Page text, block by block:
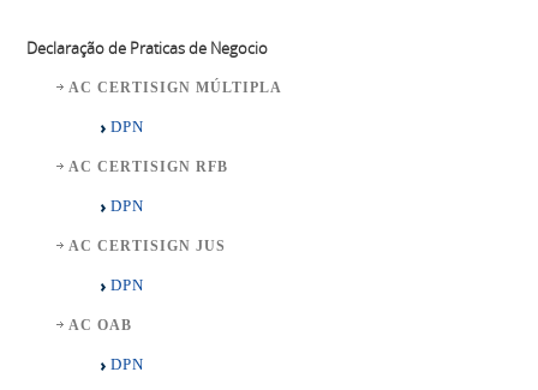
Declaração de Praticas de Negocio
AC CERTISIGN MÚLTIPLA
DPN
AC CERTISIGN RFB
DPN
AC CERTISIGN JUS
DPN
AC OAB
DPN